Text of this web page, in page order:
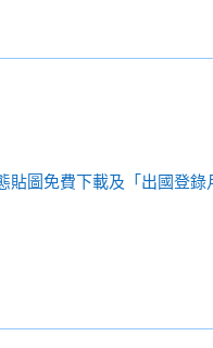
圖免費下載及「出國登錄